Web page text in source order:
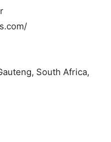
South Africa,